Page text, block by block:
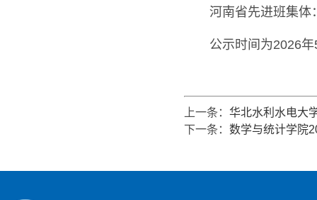
河南省先进班集体
公示时间为2026
上一条： 华北水利水电大
下一条： 数学与统计学院